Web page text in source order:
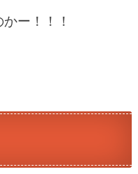
ー！！！